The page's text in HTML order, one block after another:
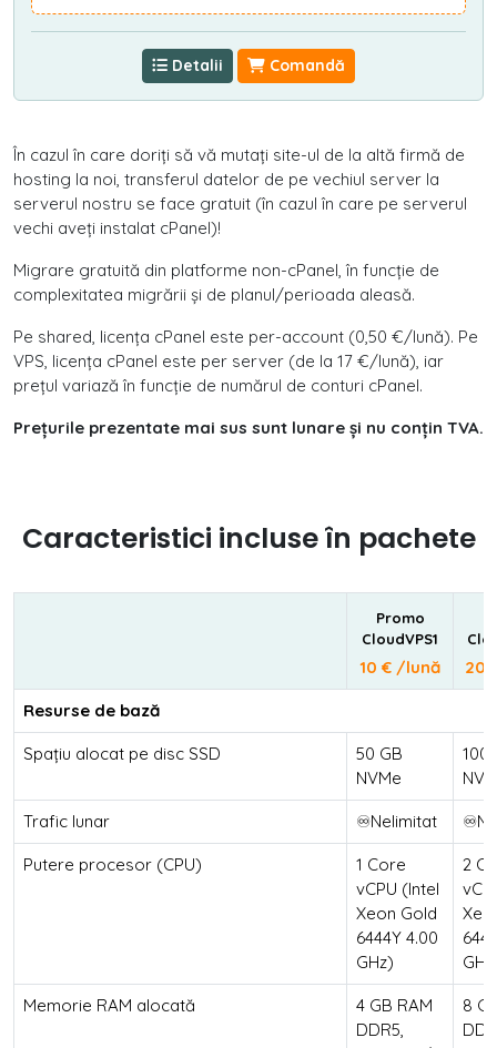
Detalii Comandă
În cazul în care doriți să vă mutați site-ul de la altă firmă de
hosting la noi, transferul datelor de pe vechiul server la
serverul nostru se face gratuit (în cazul în care pe serverul
vechi aveți instalat cPanel)!
Migrare gratuită din platforme non-cPanel, în funcție de
complexitatea migrării și de planul/perioada aleasă.
Pe shared, licența cPanel este per-account (0,50 €/lună). Pe
VPS, licența cPanel este per server (de la 17 €/lună), iar
prețul variază în funcție de numărul de conturi cPanel.
Prețurile prezentate mai sus sunt lunare și nu conțin TVA.
Caracteristici incluse în pachete
Promo
CloudVPS1
10 € /lună 20
Resurse de bază
Spațiu alocat pe disc SSD
50 GB
NVMe
100
Trafic lunar ♾️Nelimitat
Putere procesor (CPU)
1 Core
vCPU (Intel
Xeon Gold
6444Y 4.00
GHz)
2
Memorie RAM alocată
4 GB RAM
DDR5,
8